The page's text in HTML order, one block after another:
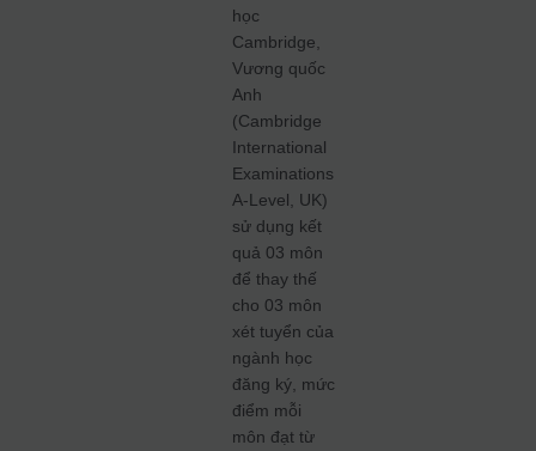
học
Cambridge,
Vương quốc
Anh
(Cambridge
International
Examinations
A-Level, UK)
sử dụng kết
quả 03 môn
để thay thế
cho 03 môn
xét tuyển của
ngành học
đăng ký, mức
điểm mỗi
môn đạt từ